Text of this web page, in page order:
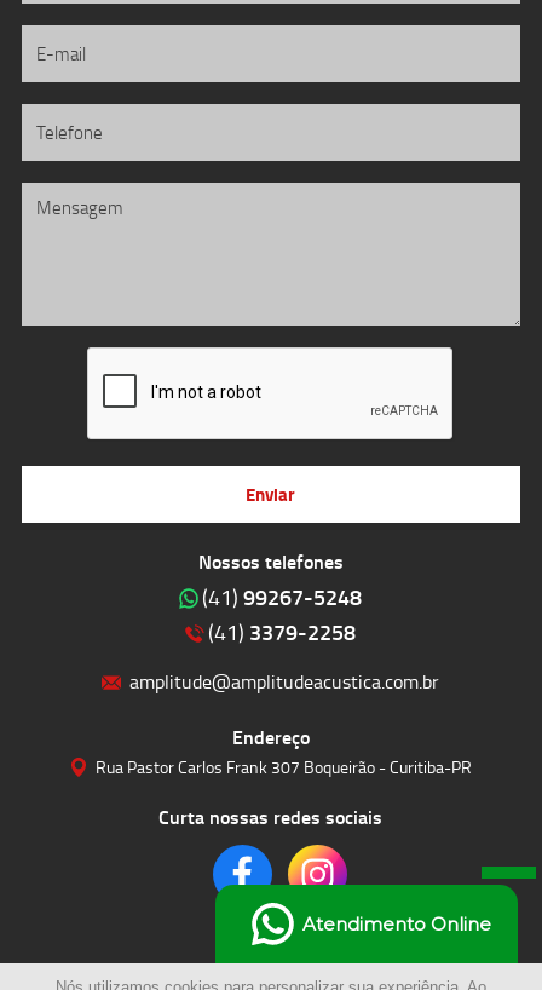
Nossos telefones
(41) 99267-5248
(41) 3379-2258
amplitude@amplitudeacustica.com.br
Endereço
Rua Pastor Carlos Frank 307 Boqueirão - Curitiba-PR
Curta nossas redes sociais
Enviar
Atendimento Online